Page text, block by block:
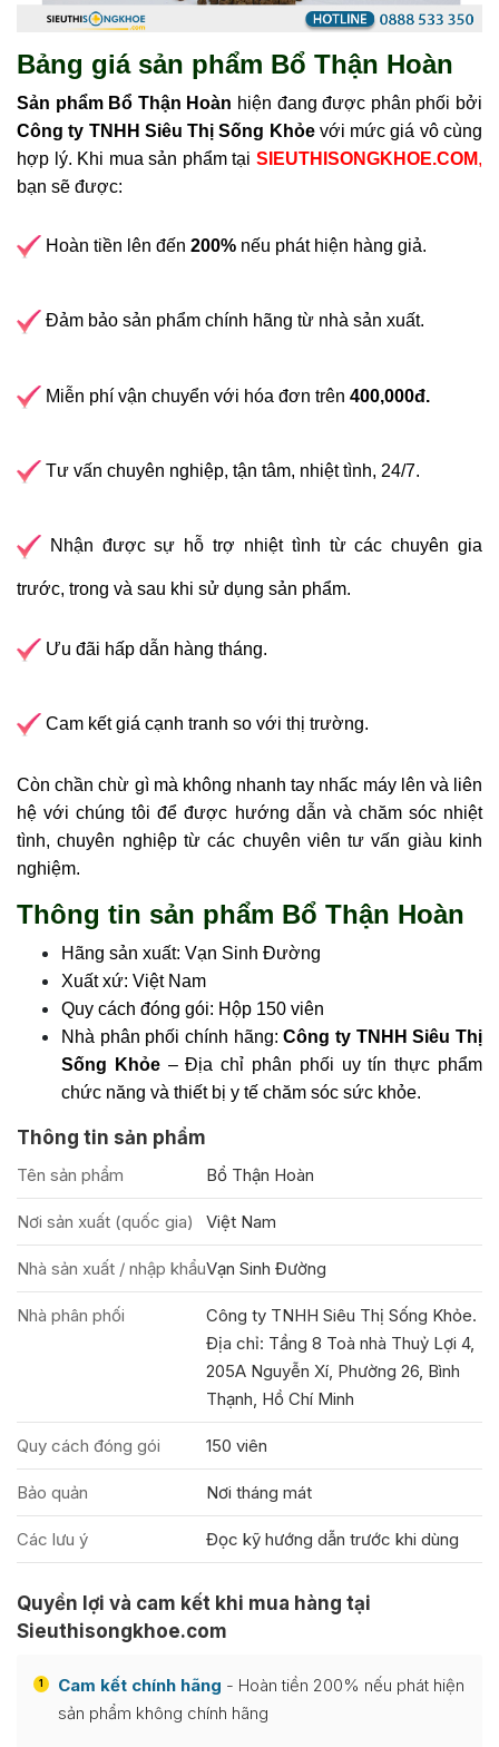
Bảng giá sản phẩm Bổ Thận Hoàn
Sản phẩm Bổ Thận Hoàn hiện đang được phân phối bởi
Công ty TNHH Siêu Thị Sống Khỏe với mức giá vô cùng
hợp lý. Khi mua sản phẩm tại SIEUTHISONGKHOE.COM,
bạn sẽ được:
Hoàn tiền lên đến 200% nếu phát hiện hàng giả.
Đảm bảo sản phẩm chính hãng từ nhà sản xuất.
Miễn phí vận chuyển với hóa đơn trên 400,000đ.
Tư vấn chuyên nghiệp, tận tâm, nhiệt tình, 24/7.
Nhận được sự hỗ trợ nhiệt tình từ các chuyên gia
trước, trong và sau khi sử dụng sản phẩm.
Ưu đãi hấp dẫn hàng tháng.
Cam kết giá cạnh tranh so với thị trường.
Còn chần chừ gì mà không nhanh tay nhấc máy lên và liên
hệ với chúng tôi để được hướng dẫn và chăm sóc nhiệt
tình, chuyên nghiệp từ các chuyên viên tư vấn giàu kinh
nghiệm.
Thông tin sản phẩm Bổ Thận Hoàn
Hãng sản xuất: Vạn Sinh Đường
Xuất xứ: Việt Nam
Quy cách đóng gói: Hộp 150 viên
Nhà phân phối chính hãng:Công ty TNHH Siêu Thị
Sống Khỏe– Địa chỉ phân phối uy tín thực phẩm
chức năng và thiết bị y tế chăm sóc sức khỏe.
Thông tin sản phẩm
Tên sản phẩm Bổ Thận Hoàn
Nơi sản xuất (quốc gia) Việt Nam
Nhà sản xuất / nhập khẩuVạn Sinh Đường
Nhà phân phối
Công ty TNHH Siêu Thị Sống Khỏe.
Địa chỉ: Tầng 8 Toà nhà Thuỷ Lợi 4,
205A Nguyễn Xí, Phường 26, Bình
Thạnh, Hồ Chí Minh
Quy cách đóng gói 150 viên
Bảo quản Nơi tháng mát
Các lưu ý Đọc kỹ hướng dẫn trước khi dùng
Quyền lợi và cam kết khi mua hàng tại
Sieuthisongkhoe.com
1 Cam kết chính hãng - Hoàn tiền 200% nếu phát hiện
sản phẩm không chính hãng